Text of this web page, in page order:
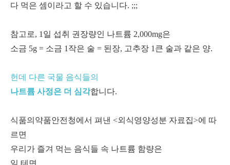
다 먹은 셈이라고 할 수 있습니다. ;;;
참고로, 1일 섭취 권장량인 나트륨 2,000mg은
소금 5g = 소금 1작은 술 = 된장, 고추장 1큰 술과 같은 양.
헌데 다른 국물 음식들의
나트륨 사정은 더 심각합니다.
식품의약품안전청에서 펴낸 <외식영양성분 자료집>에 따
르면
우리가 즐겨 먹는 음식들 속 나트륨 함량은
일 테면…